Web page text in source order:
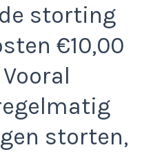
storting
€10,00
storten,